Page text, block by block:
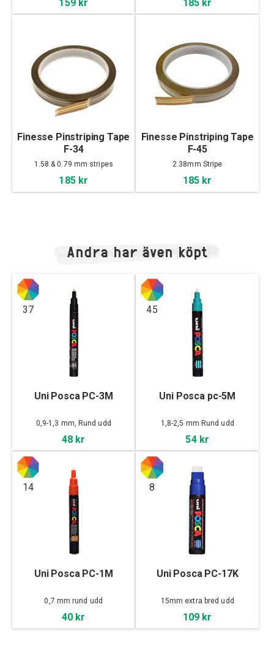
Finesse Pinstriping Tape
F-34
1.58 & 0.79 mm stripes
185 kr
Finesse Pinstriping Tape
F-45
2.38mm Stripe
185 kr
Andra har även köpt
37
Uni Posca PC-3M
0,9-1,3 mm, Rund udd
48 kr
45
Uni Posca pc-5M
1,8-2,5 mm Rund udd
54 kr
14
Uni Posca PC-1M
0,7 mm rund udd
40 kr
8
Uni Posca PC-17K
15mm extra bred udd
109 kr